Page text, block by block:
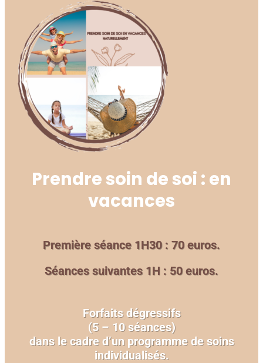
Prendre soin de soi : en
vacances
Première séance 1H30 : 70 euros.
Séances suivantes 1H : 50 euros.
Forfaits dégressifs
(5 – 10 séances)
dans le cadre d’un programme de soins
individualisés.